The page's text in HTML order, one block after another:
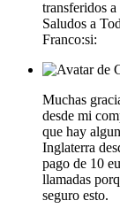
transferidos
Saludos a
Franco:si:
Muchas
desde mi
que hay
Inglaterra
pago de 10
llamadas
seguro esto.